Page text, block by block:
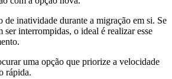
de inatividade durante a migração em si. Se
ser interrompidas, o ideal é realizar esse
uma opção que priorize a velocidade
rápida.